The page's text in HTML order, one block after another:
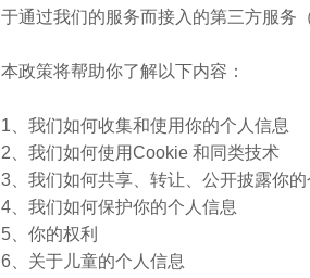
于通过我们的服务而接入的第三方服务
本政策将帮助你了解以下内容：
1、我们如何收集和使用你的个人信息
2、我们如何使用Cookie 和同类技术
3、我们如何共享、转让、公开披露你的
4、我们如何保护你的个人信息
5、你的权利
6、关于儿童的个人信息